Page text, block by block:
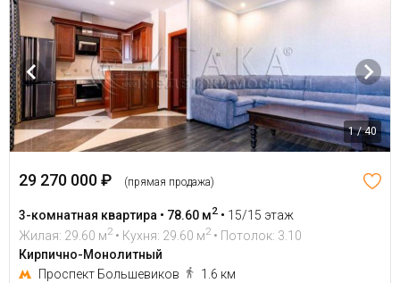
1 / 40
29 270 000 ₽ (прямая продажа)
3-комнатная квартира • 78.60 м2 • 15/15 этаж
Жилая: 29.60 м2 • Кухня: 29.60 м2 • Потолок: 3.10
Кирпично-Монолитный
Проспект Большевиков
1.6 км